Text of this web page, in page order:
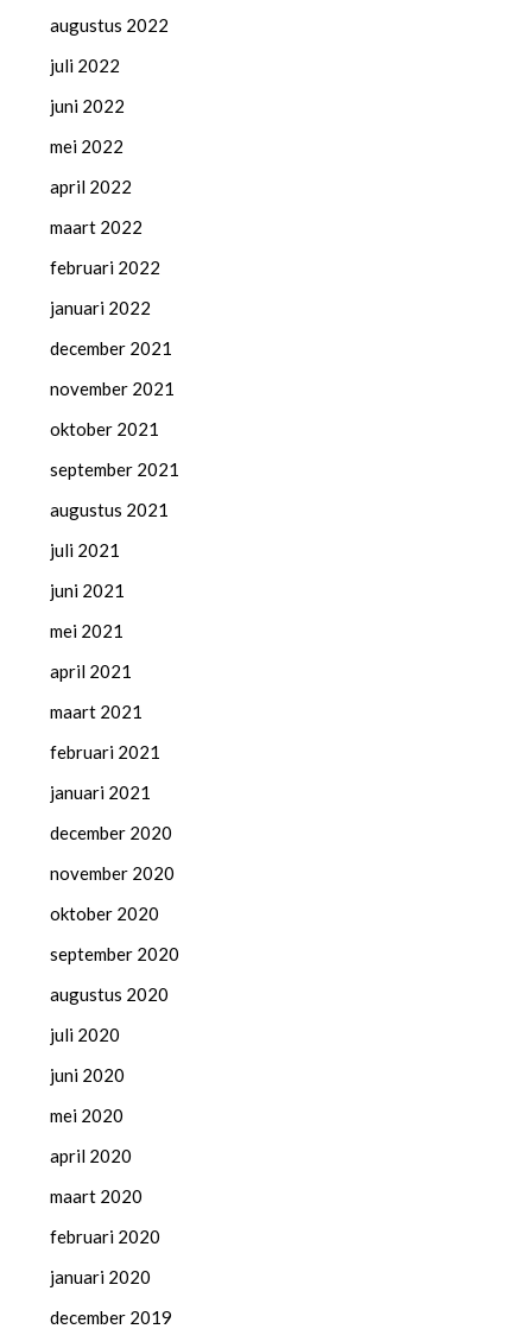
augustus 2022
juli 2022
juni 2022
mei 2022
april 2022
maart 2022
februari 2022
januari 2022
december 2021
november 2021
oktober 2021
september 2021
augustus 2021
juli 2021
juni 2021
mei 2021
april 2021
maart 2021
februari 2021
januari 2021
december 2020
november 2020
oktober 2020
september 2020
augustus 2020
juli 2020
juni 2020
mei 2020
april 2020
maart 2020
februari 2020
januari 2020
december 2019